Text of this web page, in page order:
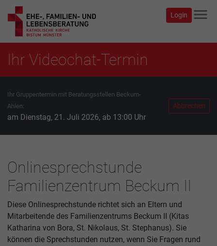
Login menu
Ihr Videochat-Termin
Ihr Gruppentermin mit Beratungsstellen Beckum-
Ahlen:
am Dienstag, 21. Juli 2026, ab 13:00 Uhr
Abbrechen
Onlinesprechstunde
Familienzentrum Beckum II
Diese Onlinesprechstunde richtet sich an Eltern und
Mitarbeitende des Familienzentrums Beckum II (Kitas
Katharina von Bora, St. Nikolaus, St. Stephanus). Sie
können die Sprechstunden nutzen, wenn Sie Fragen rund